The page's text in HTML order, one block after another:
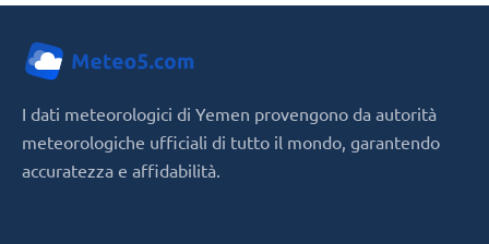
I dati meteorologici di Yemen provengono da autorità
meteorologiche ufficiali di tutto il mondo, garantendo
accuratezza e affidabilità.